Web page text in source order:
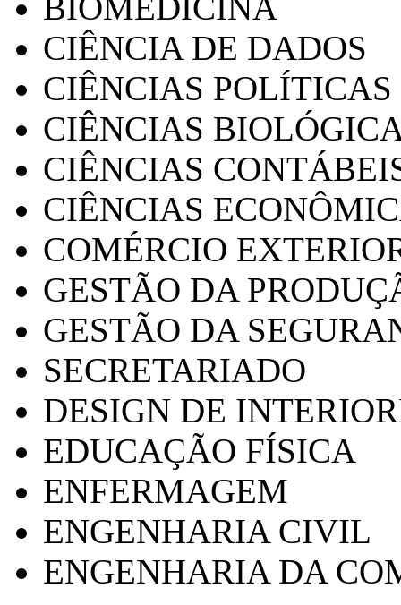
CIÊNCIA DE DADOS
CIÊNCIAS POLÍTICAS
CIÊNCIAS
CIÊNCIAS
CIÊNCIAS
COMÉRCIO
GESTÃO DA
GESTÃO DA
SECRETARIADO
DESIGN DE
EDUCAÇÃO FÍSICA
ENFERMAGEM
ENGENHARIA CIVIL
ENGENHARIA DA